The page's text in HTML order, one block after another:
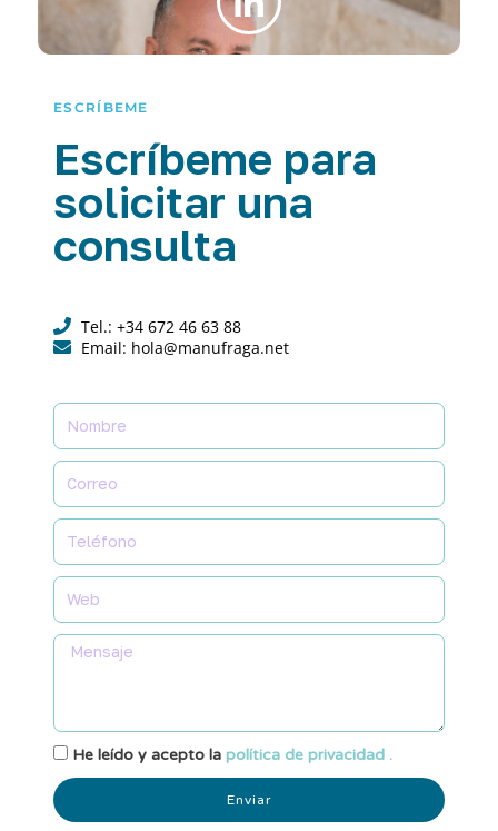
ESCRÍBEME
Escríbeme para
solicitar una
consulta
Tel.: +34 672 46 63 88
Email: hola@manufraga.net
He leído y acepto la política de privacidad .
Enviar